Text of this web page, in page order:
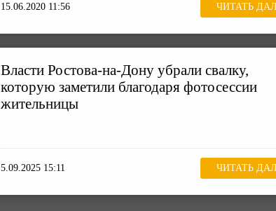
15.06.2020 11:56 ЧИТАТЬ
Власти Ростова-на-Дону убрали свалку,
которую заметили благодаря фотосессии
жительницы
5.09.2025 15:11 ЧИТАТЬ